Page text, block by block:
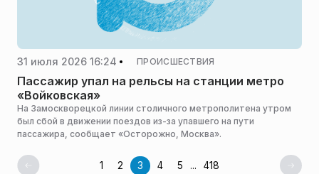
31 июля 2026 16:24 ПРОИСШЕСТВИЯ
Пассажир упал на рельсы на станции метро
«Войковская»
На Замоскворецкой линии столичного метрополитена утром
был сбой в движении поездов из-за упавшего на пути
пассажира, сообщает «Осторожно, Москва».
1 2 3 4 5 ... 418